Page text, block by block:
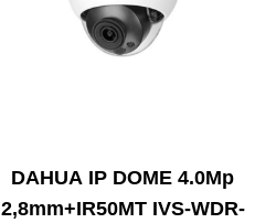
DAHUA IP DOME 4.0Mp
2,8mm+IR50MT IVS-WDR-